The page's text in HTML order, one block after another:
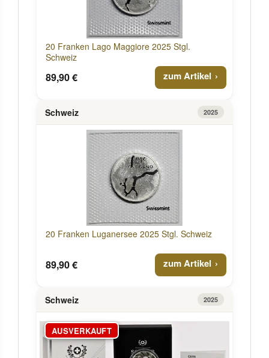
20 Franken Lago Maggiore 2025 Stgl.
Schweiz
89,90 € zum Artikel
Schweiz 2025
20 Franken Luganersee 2025 Stgl. Schweiz
89,90 € zum Artikel
Schweiz 2025
AUSVERKAUFT